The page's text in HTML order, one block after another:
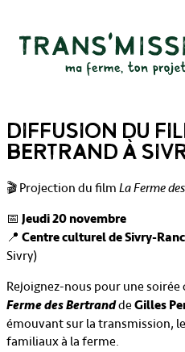
DIFFUSION DU
BERTRAND À
🎬 Projection du filmLa Ferme
📅 Jeudi 20 novembre
📍 Centre culturel de Sivry-
Sivry)
Rejoignez-nous pour une
Ferme des BertranddeGilles
émouvant sur la transmission,
familiaux à la ferme.